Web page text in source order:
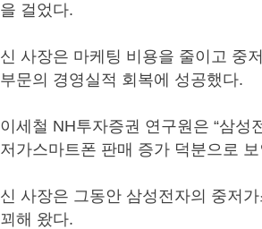
을 걸었다.
신 사장은 마케팅 비용을 줄이고 중
부문의 경영실적 회복에 성공했다.
이세철 NH투자증권 연구원은 “삼
저가스마트폰 판매 증가 덕분으로
신 사장은 그동안 삼성전자의 중저
꾀해 왔다.